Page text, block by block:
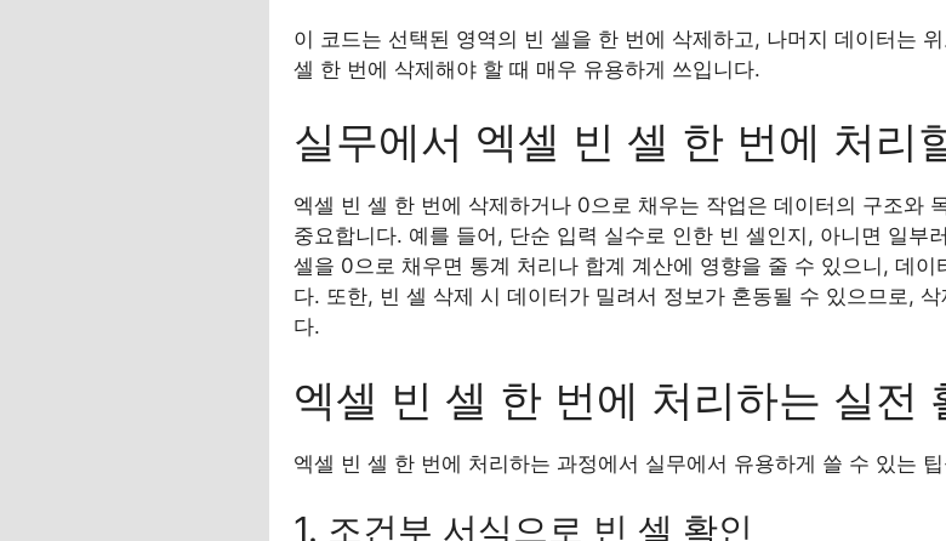
이 코드는 선택된 영역의 빈 셀을 한 번에 삭제하고, 나머지 데이터는
셀 한 번에 삭제해야 할 때 매우 유용하게 쓰입니다.
실무에서 엑셀 빈 셀 한 번에 처리
엑셀 빈 셀 한 번에 삭제하거나 0으로 채우는 작업은 데이터의 구조와
중요합니다. 예를 들어, 단순 입력 실수로 인한 빈 셀인지, 아니면 일부
셀을 0으로 채우면 통계 처리나 합계 계산에 영향을 줄 수 있으니, 데
다. 또한, 빈 셀 삭제 시 데이터가 밀려서 정보가 혼동될 수 있으므로,
다.
엑셀 빈 셀 한 번에 처리하는 실전
엑셀 빈 셀 한 번에 처리하는 과정에서 실무에서 유용하게 쓸 수 있는
1. 조건부 서식으로 빈 셀 확인